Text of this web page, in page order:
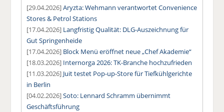
[29.04.2026]Aryzta: Wehmann verantwortet Convenience
Stores & Petrol Stations
[17.04.2026] Langfristig Qualität: DLG-Auszeichnung für
Gut Springenheide
[17.04.2026] Block Menü eröffnet neue „Chef Akademie“
[18.03.2026] Internorga 2026: TK-Branche hochzufrieden
[11.03.2026] Juit testet Pop-up-Store für Tiefkühlgerichte
in Berlin
[04.02.2026]Soto: Lennard Schramm übernimmt
Geschäftsführung